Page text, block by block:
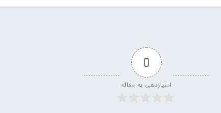
0
امتیازدهی به مقاله